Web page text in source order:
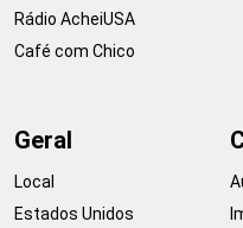
Rádio AcheiUSA
Café com Chico
Geral
Local
Estados Unidos